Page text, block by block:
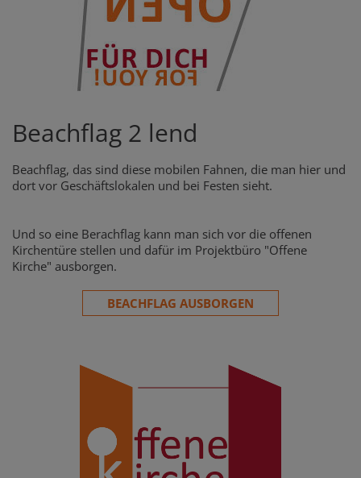
Beachflag 2 lend
Beachflag, das sind diese mobilen Fahnen, die man hier und
dort vor Geschäftslokalen und bei Festen sieht.
Und so eine Berachflag kann man sich vor die offenen
Kirchentüre stellen und dafür im Projektbüro "Offene
Kirche" ausborgen.
BEACHFLAG AUSBORGEN